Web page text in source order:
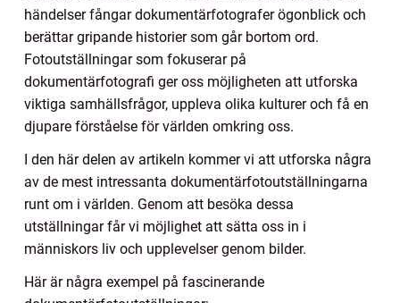
händelser fångar dokumentärfotografer ögonblick och
berättar gripande historier som går bortom ord.
Fotoutställningar som fokuserar på
dokumentärfotografi ger oss möjligheten att utforska
viktiga samhällsfrågor, uppleva olika kulturer och få en
djupare förståelse för världen omkring oss.
I den här delen av artikeln kommer vi att utforska några
av de mest intressanta dokumentärfotoutställningarna
runt om i världen. Genom att besöka dessa
utställningar får vi möjlighet att sätta oss in i
människors liv och upplevelser genom bilder.
Här är några exempel på fascinerande